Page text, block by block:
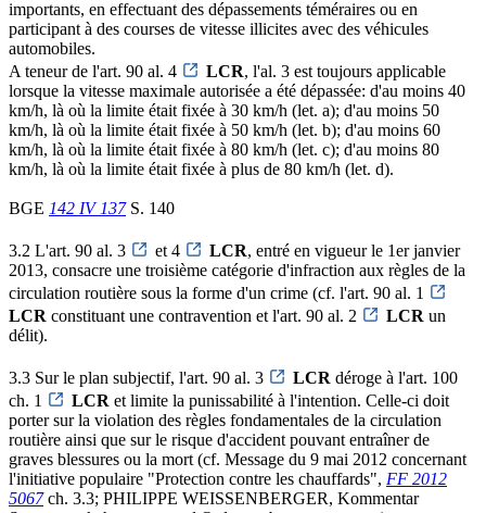
importants, en effectuant des dépassements téméraires ou en
participant à des courses de vitesse illicites avec des véhicules
automobiles.
A teneur de l'art. 90 al. 4
LCR, l'al. 3 est toujours applicable
lorsque la vitesse maximale autorisée a été dépassée: d'au moins 40
km/h, là où la limite était fixée à 30 km/h (let. a); d'au moins 50
km/h, là où la limite était fixée à 50 km/h (let. b); d'au moins 60
km/h, là où la limite était fixée à 80 km/h (let. c); d'au moins 80
km/h, là où la limite était fixée à plus de 80 km/h (let. d).
BGE 142 IV 137S. 140
3.2 L'art. 90 al. 3 et 4 LCR, entré en vigueur le 1er janvier
2013, consacre une troisième catégorie d'infraction aux règles de la
circulation routière sous la forme d'un crime (cf. l'art. 90 al. 1
LCR constituant une contravention et l'art. 90 al. 2 LCR un
délit).
3.3 Sur le plan subjectif, l'art. 90 al. 3 LCR déroge à l'art. 100
ch. 1
LCR et limite la punissabilité à l'intention. Celle-ci doit
porter sur la violation des règles fondamentales de la circulation
routière ainsi que sur le risque d'accident pouvant entraîner de
graves blessures ou la mort (cf. Message du 9 mai 2012 concernant
l'initiative populaire "Protection contre les chauffards", FF 2012
5067ch. 3.3; PHILIPPE WEISSENBERGER, Kommentar